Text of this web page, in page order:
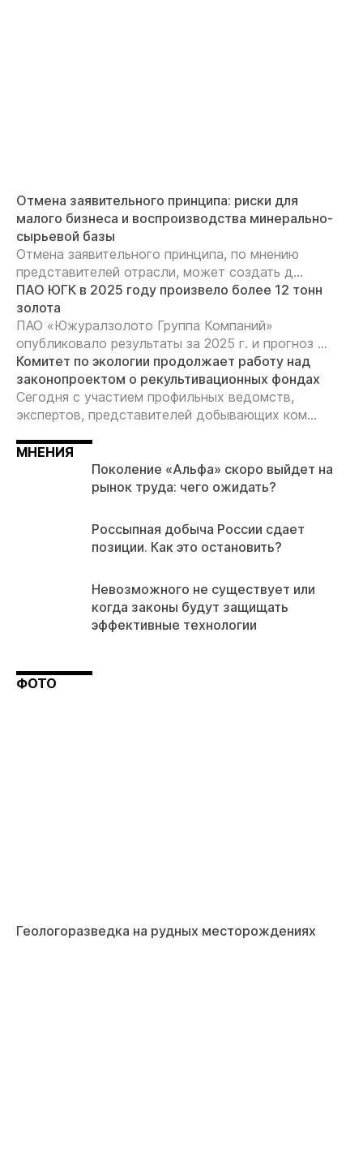
Отмена заявительного принципа: риски для
малого бизнеса и воспроизводства минерально-
сырьевой базы
Отмена заявительного принципа, по мнению
представителей отрасли, может создать д...
ПАО ЮГК в 2025 году произвело более 12 тонн
золота
ПАО «Южуралзолото Группа Компаний»
опубликовало результаты за 2025 г. и прогноз ...
Комитет по экологии продолжает работу над
законопроектом о рекультивационных фондах
Сегодня с участием профильных ведомств,
экспертов, представителей добывающих ком...
МНЕНИЯ
Поколение «Альфа» скоро выйдет на
рынок труда: чего ожидать?
Россыпная добыча России сдает
позиции. Как это остановить?
Невозможного не существует или
когда законы будут защищать
эффективные технологии
ФОТО
Геологоразведка на рудных месторождениях